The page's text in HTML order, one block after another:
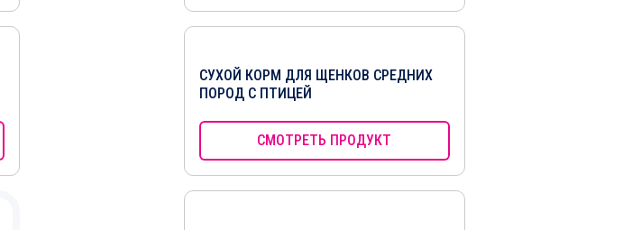
СУХОЙ КОРМ ДЛЯ ЩЕНКОВ СРЕДНИХ
ПОРОД С ПТИЦЕЙ
СМОТРЕТЬ ПРОДУКТ